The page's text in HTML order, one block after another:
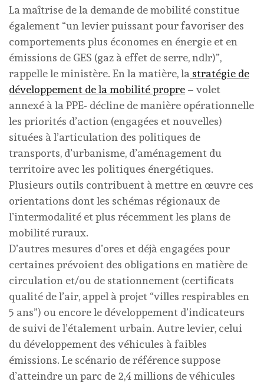
La maîtrise de la demande de mobilité constitue
également “un levier puissant pour favoriser des
comportements plus économes en énergie et en
émissions de GES (gaz à effet de serre, ndlr)”,
rappelle le ministère. En la matière, la stratégie de
développement de la mobilité propre – volet
annexé à la PPE- décline de manière opérationnelle
les priorités d’action (engagées et nouvelles)
situées à l’articulation des politiques de
transports, d’urbanisme, d’aménagement du
territoire avec les politiques énergétiques.
Plusieurs outils contribuent à mettre en œuvre ces
orientations dont les schémas régionaux de
l’intermodalité et plus récemment les plans de
mobilité ruraux.
D’autres mesures d’ores et déjà engagées pour
certaines prévoient des obligations en matière de
circulation et/ou de stationnement (certificats
qualité de l’air, appel à projet “villes respirables en
5 ans”) ou encore le développement d’indicateurs
de suivi de l’étalement urbain. Autre levier, celui
du développement des véhicules à faibles
émissions. Le scénario de référence suppose
d’atteindre un parc de 2,4 millions de véhicules